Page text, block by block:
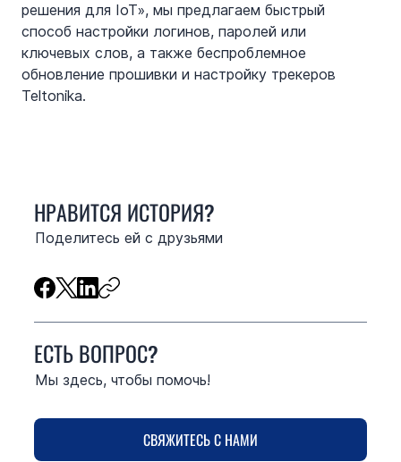
решения для IoT», мы предлагаем быстрый
способ настройки логинов, паролей или
ключевых слов, а также беспроблемное
обновление прошивки и настройку трекеров
Teltonika.
НРАВИТСЯ ИСТОРИЯ?
Поделитесь ей с друзьями
ЕСТЬ ВОПРОС?
Мы здесь, чтобы помочь!
СВЯЖИТЕСЬ С НАМИ